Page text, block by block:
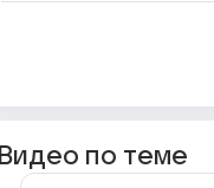
Видео по теме